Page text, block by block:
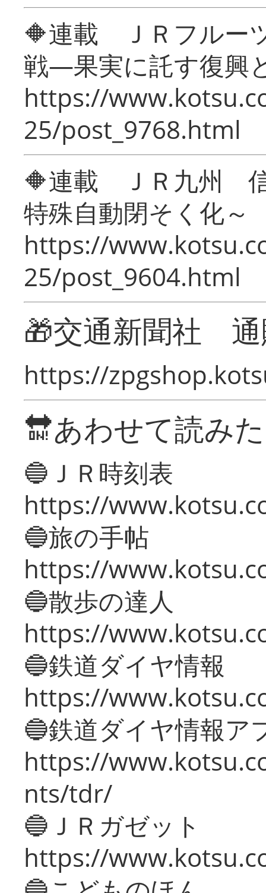
🔶連載 ＪＲフルー
戦―果実に託す復興
https://
25/post_9768.html
🔶連載 ＪＲ九州 信
特殊自動閉そく化～
https://
25/post_9604.html
🎁交通新聞社
https://
🔛あわせて読み
🔵ＪＲ時刻表
https://
🔵旅の手帖
https://
🔵散歩の達人
https://
🔵鉄道ダイヤ情報
https://
🔵鉄道ダイヤ情報ア
https://
nts/tdr/
🔵ＪＲガゼット
https://